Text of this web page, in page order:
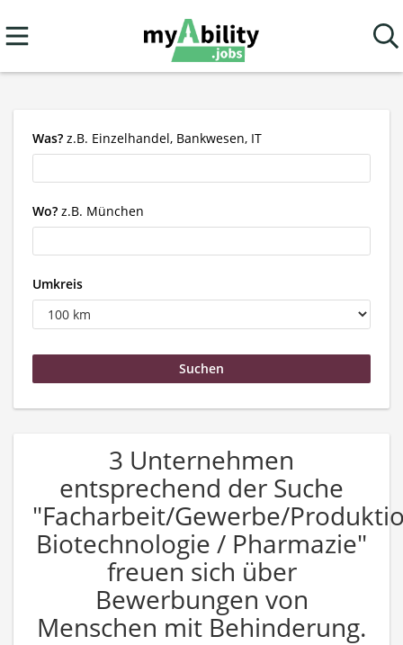
Was? z.B. Einzelhandel, Bankwesen, IT
Wo? z.B. München
Umkreis
3 Unternehmen
entsprechend der Suche
"Facharbeit/Gewerbe/
Biotechnologie / Pharmazie"
freuen sich über
Bewerbungen von
Menschen mit Behinderung.